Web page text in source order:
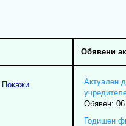
Обявени
Покажи
Актуален
Обявен:
Годишен